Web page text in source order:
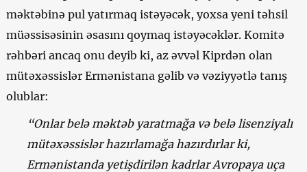
məktəbinə pul yatırmaq istəyəcək, yoxsa yeni təhsil
müəssisəsinin əsasını qoymaq istəyəcəklər. Komitə
rəhbəri ancaq onu deyib ki, az əvvəl Kiprdən olan
mütəxəssislər Ermənistana gəlib və vəziyyətlə tanış
olublar:
“Onlar belə məktəb yaratmağa və belə lisenziyalı
mütəxəssislər hazırlamağa hazırdırlar ki,
Ermənistanda yetişdirilən kadrlar Avropaya uça